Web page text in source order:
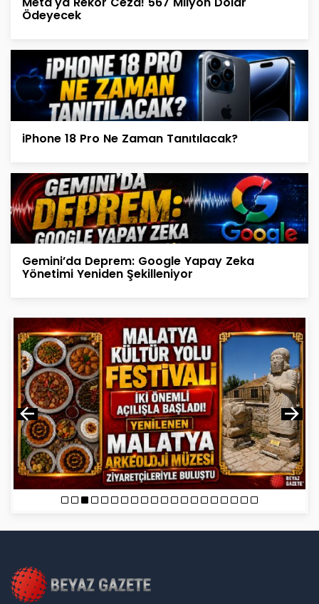
Ödeyecek
iPhone 18 Pro Ne Zaman Tanıtılacak?
Gemini’da Deprem: Google Yapay Zeka
Yönetimi Yeniden Şekilleniyor